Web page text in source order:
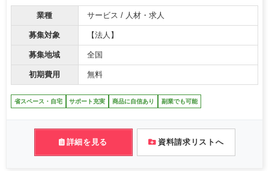
業種 サービス / 人材・求人
募集対象 【法人】
募集地域 全国
初期費用 無料
省スペース・自宅 サポート充実 商品に自信あり 副業でも可能
詳細を見る 資料請求リストへ